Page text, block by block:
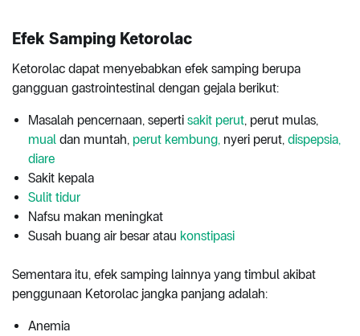
Efek Samping Ketorolac
Ketorolac dapat menyebabkan efek samping berupa
gangguan gastrointestinal dengan gejala berikut:
Masalah pencernaan, seperti sakit perut, perut mulas,
mual dan muntah, perut kembung, nyeri perut, dispepsia,
diare
Sakit kepala
Sulit tidur
Nafsu makan meningkat
Susah buang air besar atau konstipasi
Sementara itu, efek samping lainnya yang timbul akibat
penggunaan Ketorolac jangka panjang adalah:
Anemia